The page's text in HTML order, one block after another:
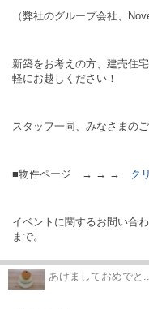
（弊社のグループ会社、
新築をお考えの方、建売住
軽にお越しください！
スタッフ一同、みなさまの
■物件ページ → → → ク
イベントに関するお問い合
まで。
あけましておめでと...